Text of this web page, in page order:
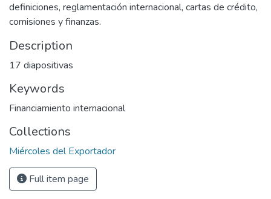
definiciones, reglamentación internacional, cartas de crédito,
comisiones y finanzas.
Description
17 diapositivas
Keywords
Financiamiento internacional
Collections
Miércoles del Exportador
Full item page